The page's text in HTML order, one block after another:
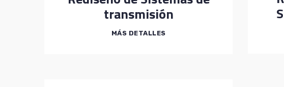
transmisión
MÁS DETALLES